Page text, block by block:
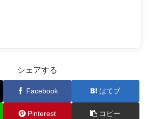
シェアする
Facebook はてブ
Pinterest コピー